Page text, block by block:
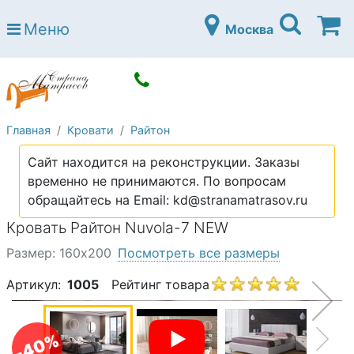
Страна матрасов
Open submenu (Матрасы)
Open submenu (Кровати)
Кровати
Open submenu (Аксессуары)
Open submenu (Диваны)
Диваны
Open submenu (Постельное белье)
Постельное белье
Open submenu (Мебель)
Мебель
Open submenu (Основания)
Основания
Open submenu (Детские матрасы)
Open submenu (Детские кровати)
Детские кровати
Open submenu (Шкафы)
Шкафы
Меню Москва
Главная Кровати Райтон
Сайт находится на реконструкции. Заказы
временно не принимаются. По вопросам
обращайтесь на Email: kd@stranamatrasov.ru
Кровать Райтон Nuvola-7 NEW
Размер: 160х200 Посмотреть все размеры
Артикул: 1005 Рейтинг товара